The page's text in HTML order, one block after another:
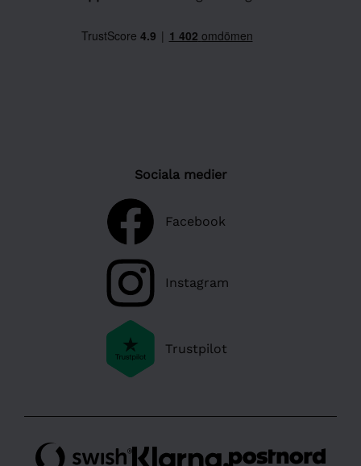
Sociala medier
Facebook
Instagram
Trustpilot